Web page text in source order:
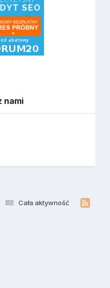
nami
Cała aktywność